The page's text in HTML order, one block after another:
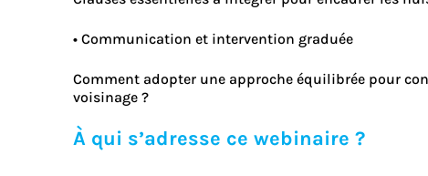
• Communication et intervention graduée
Comment adopter une approche équilibrée pour
voisinage ?
À qui s’adresse ce webinaire ?